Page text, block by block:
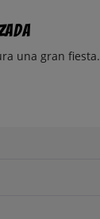
una gran fiesta.